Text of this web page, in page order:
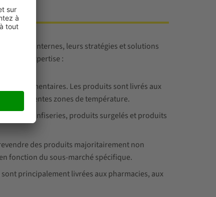
internes, leurs stratégies et solutions
vaste expertise :
alimentaires. Les produits sont livrés aux
différentes zones de température.
confiseries, produits surgelés et produits
des produits majoritairement non
fonction du sous-marché spécifique.
principalement livrées aux pharmacies, aux